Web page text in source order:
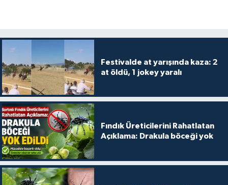
Festivalde at yarışında kaza: 2
at öldü, 1 jokey yaralı
Fındık Üreticilerini Rahatlatan
Açıklama: Drakula böceği yok